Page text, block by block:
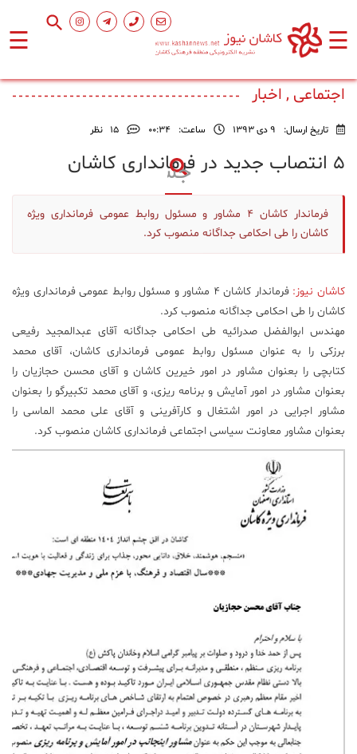
☰ ☰
اصلی
فرهنگ
محیط
زیست
و
فناوری
پادکست
اجتماعی , اخبار
تاریخ ارسال: 9 دی 1393 ساعت: ۰۰:۳۴ 15 نظر
۵ انتصاب جدید در فرمانداری کاشان
فرماندار کاشان 4 مشاور و مسئول روابط عمومی فرمانداری ویژه
کاشان را طی احکامی جداگانه منصوب کرد.
کاشان نیوز:
فرماندار کاشان ۴ مشاور و مسئول روابط عمومی فرمانداری ویژه
کاشان را طی احکامی جداگانه منصوب کرد.
مهندس ابوالفضل صدرائیه طی احکامی جداگانه آقای عبدالمجید رفیعی
برزکی را به عنوان مسئول روابط عمومی فرمانداری کاشان، آقای محمد
کتابچی را بعنوان مشاور در امور خیرین کاشان و آقای محسن حجازیان را
بعنوان مشاور در امور آمایش و برنامه ریزی، و آقای محمد تکبیرگو را بعنوان
مشاور اجرایی در امور اشتغال و کارآفرینی و آقای علی محمد الماسی را
بعنوان مشاور معاونت سیاسی اجتماعی فرمانداری کاشان منصوب کرد.